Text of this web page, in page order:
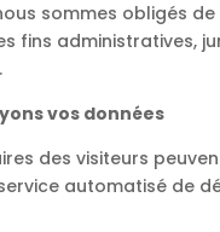
sommes obligés de
fins administratives,
vos données
des visiteurs
automatisé de